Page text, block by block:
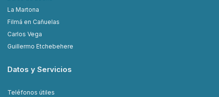
La Martona
Filmá en Cañuelas
Carlos Vega
Guillermo Etchebehere
Datos y Servicios
Teléfonos útiles